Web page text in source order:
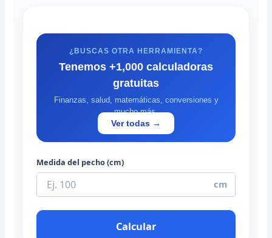
¿BUSCAS OTRA HERRAMIENTA?
Tenemos +1,000 calculadoras
gratuitas
Finanzas, salud, matemáticas, conversiones y
mucho más.
Ver todas →
Medida del pecho (cm)
cm
Calcular